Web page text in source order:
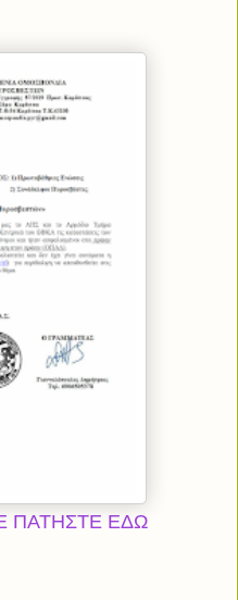
ΠΑΤΗΣΤΕ ΕΔΩ